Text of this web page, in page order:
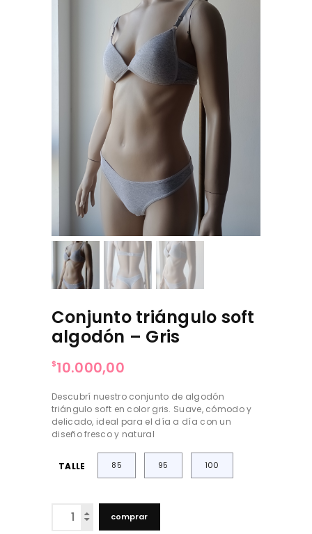
Conjunto triángulo soft
algodón – Gris
$10.000,00
Descubrí nuestro conjunto de algodón
triángulo soft en color gris. Suave, cómodo y
delicado, ideal para el día a día con un
diseño fresco y natural
TALLE 85 95 100
triángulo
comprar